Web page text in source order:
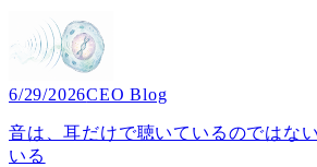
6/29/2026CEO Blog
音は、耳だけで聴いているのではな
いる